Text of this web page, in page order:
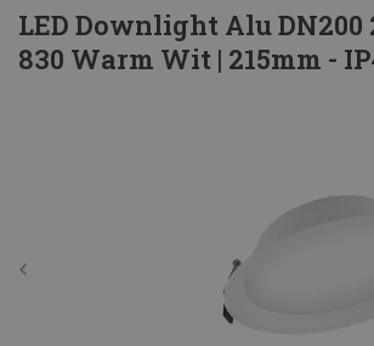
LED Downlight Alu DN200
830 Warm Wit | 215mm -